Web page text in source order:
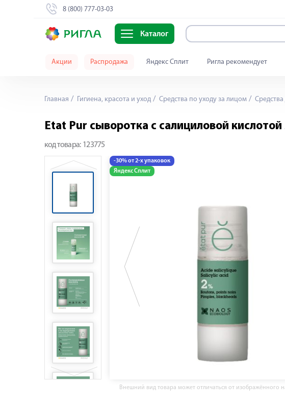
8 (800) 777-03-03
Каталог
Акции Распродажа Яндекс Сплит Ригла рекомендует
Главная Гигиена, красота и уход Средства по уходу за лицом
Etat Pur сыворотка с салициловой
код товара: 123775
-30% от 2-х упаковок
Яндекс Сплит
Внешний вид товара может отличаться от изображённого